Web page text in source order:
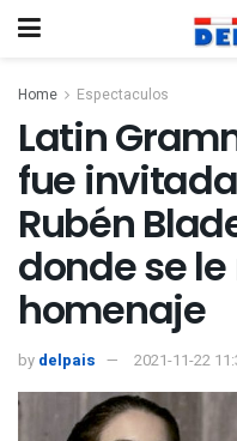
Home Espectaculos
Latin
fue
Rubén
donde se
homenaje
by delpais 2021-11-22